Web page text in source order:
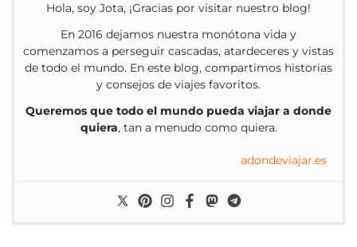
Hola, soy Jota, ¡Gracias por visitar nuestro blog!
En 2016 dejamos nuestra monótona vida y
comenzamos a perseguir cascadas, atardeceres y vistas
de todo el mundo. En este blog, compartimos historias
y consejos de viajes favoritos.
Queremos que todo el mundo pueda viajar a donde
quiera, tan a menudo como quiera.
adondeviajar.es